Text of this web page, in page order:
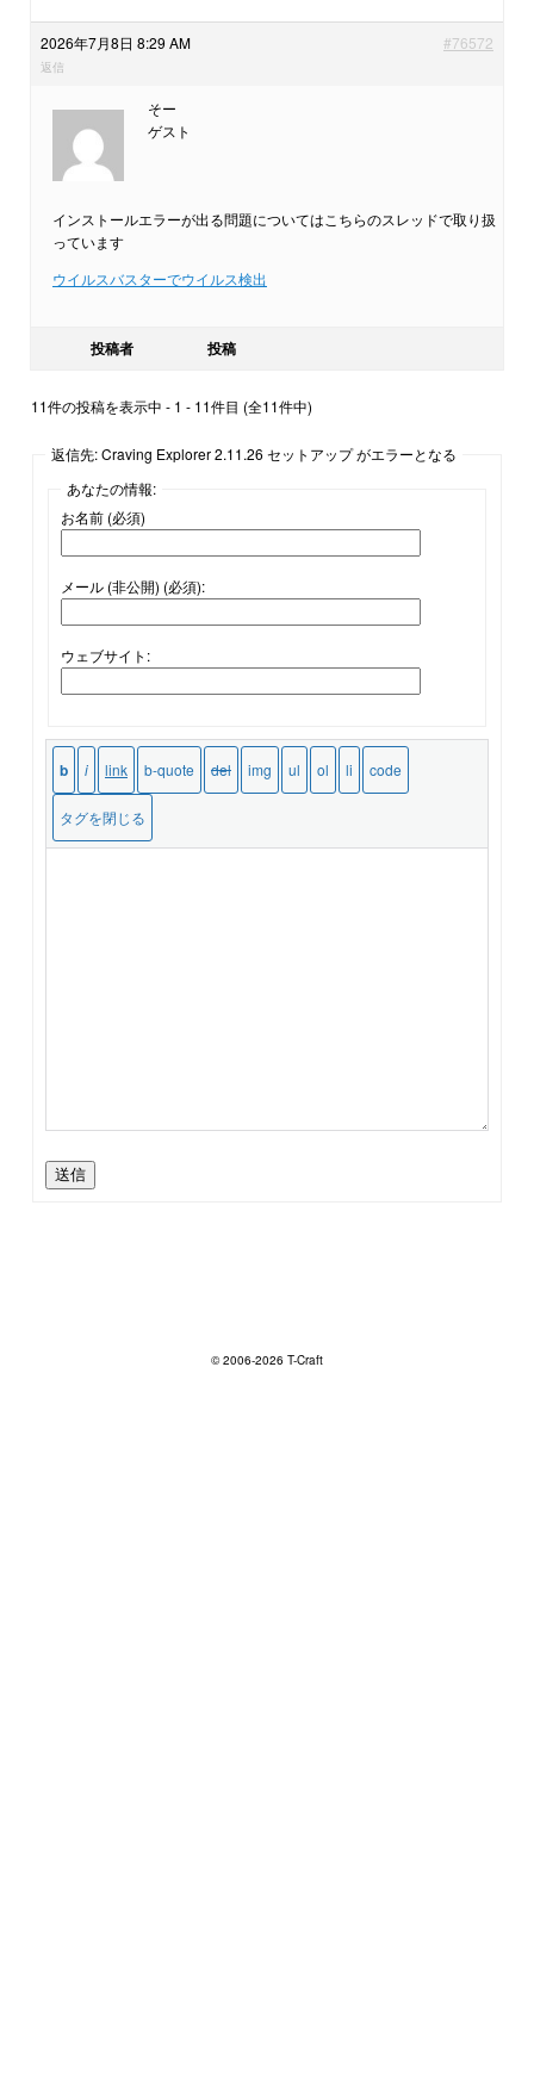
2026年7月8日 8:29 AM #76572
返信
そー
ゲスト
インストールエラーが出る問題についてはこちらのスレッドで取り扱
っています
ウイルスバスターでウイルス検出
投稿者 投稿
11件の投稿を表示中 - 1 - 11件目 (全11件中)
返信先: Craving Explorer 2.11.26 セットアップ がエラーとなる
あなたの情報:
お名前 (必須)
メール (非公開) (必須):
ウェブサイト:
送信
© 2006-2026 T-Craft